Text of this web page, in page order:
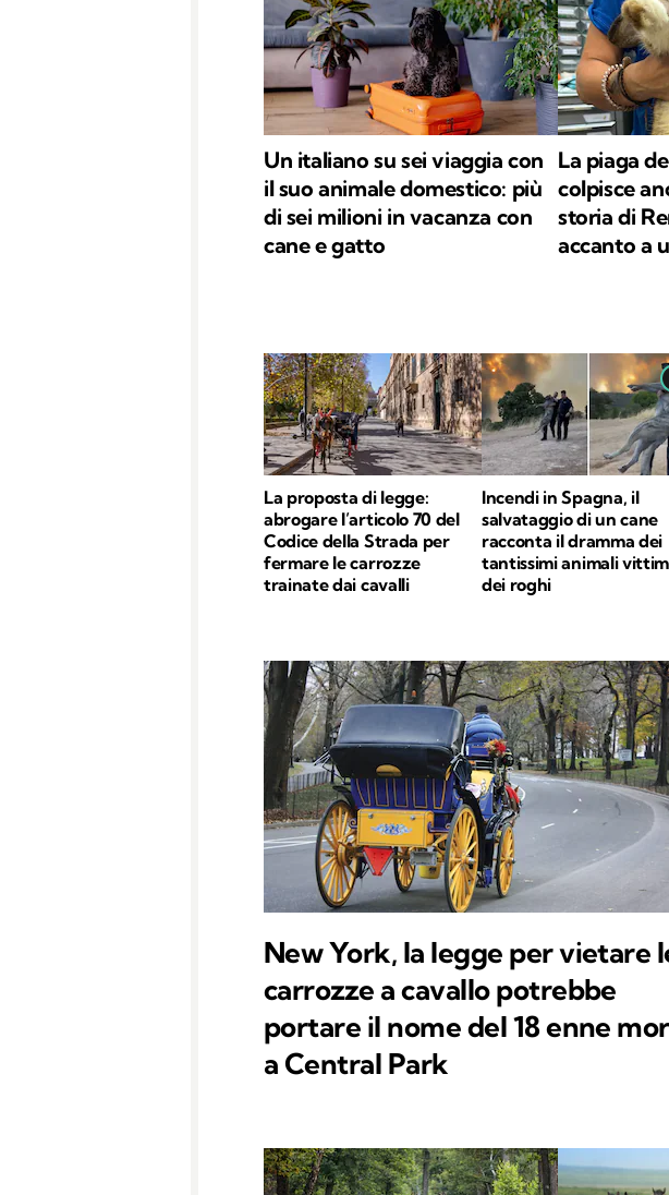
Un italiano su sei viaggia con
il suo animale domestico: più
di sei milioni in vacanza con
cane e gatto
La piaga
colpisce
storia di
accanto a
La proposta di legge:
abrogare l’articolo 70 del
Codice della Strada per
fermare le carrozze
trainate dai cavalli
Incendi in Spagna, il
salvataggio di un cane
racconta il dramma dei
tantissimi animali
dei roghi
New York, la legge per vietare
carrozze a cavallo potrebbe
portare il nome del 18 enne
a Central Park